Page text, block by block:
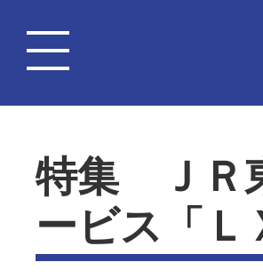
特集 ＪＲ
ービス「